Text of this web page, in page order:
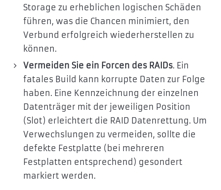
Storage zu erheblichen logischen Schäden
führen, was die Chancen minimiert, den
Verbund erfolgreich wiederherstellen zu
können.
Vermeiden Sie ein Forcen des RAIDs. Ein
fatales Build kann korrupte Daten zur Folge
haben. Eine Kennzeichnung der einzelnen
Datenträger mit der jeweiligen Position
(Slot) erleichtert die RAID Datenrettung. Um
Verwechslungen zu vermeiden, sollte die
defekte Festplatte (bei mehreren
Festplatten entsprechend) gesondert
markiert werden.